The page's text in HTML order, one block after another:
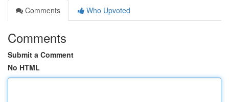
Comments
Who Upvoted
Comments
Submit a Comment
No HTML